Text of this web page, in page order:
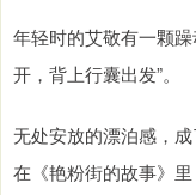
年轻时的艾敬有一颗
开，背上行囊出发”。
无处安放的漂泊感，
在《艳粉街的故事》